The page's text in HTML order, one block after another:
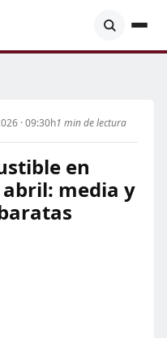
· 09:30h1 min de lectura
en
media y